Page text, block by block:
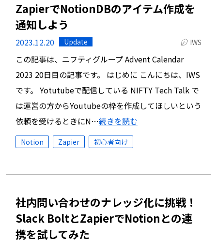
ZapierでNotionDBのアイテム作成を
通知しよう
2023.12.20 Update IWS
この記事は、ニフティグループ Advent Calendar
2023 20日目の記事です。 はじめに こんにちは、IWS
です。 Yotutubeで配信している NIFTY Tech Talk で
は運営の方からYoutubeの枠を作成してほしいという
依頼を受けるときにN…続きを読む
Notion Zapier 初心者向け
社内問い合わせのナレッジ化に挑戦！
Slack BoltとZapierでNotionとの連
携を試してみた